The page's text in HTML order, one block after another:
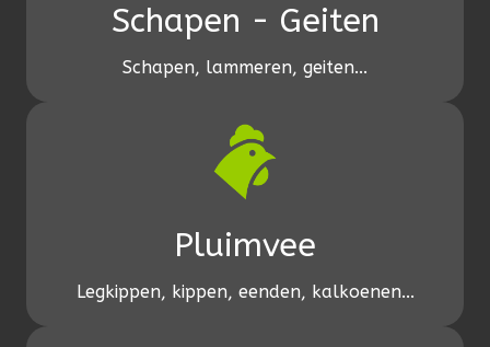
Schapen - Geiten
Schapen, lammeren, geiten...
Pluimvee
Legkippen, kippen, eenden, kalkoenen...